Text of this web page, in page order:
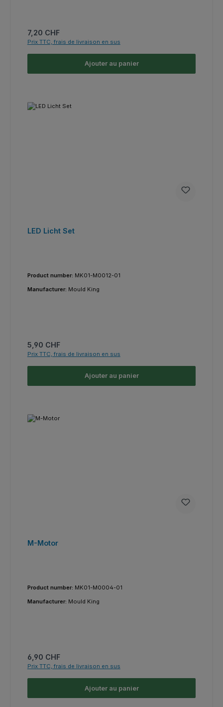
Prix régulier :
7,20 CHF
Prix TTC, frais de livraison en sus
Ajouter au panier
LED Licht Set
Product number: MK01-M0012-01
Manufacturer: Mould King
Prix régulier :
5,90 CHF
Prix TTC, frais de livraison en sus
Ajouter au panier
M-Motor
Product number: MK01-M0004-01
Manufacturer: Mould King
Prix régulier :
6,90 CHF
Prix TTC, frais de livraison en sus
Ajouter au panier